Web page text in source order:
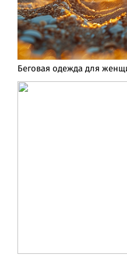
Беговая одежда для